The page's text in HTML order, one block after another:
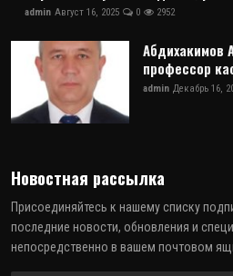
admin Август 16, 2025 0 2952
Абдихакимов
профессор
admin Декабрь 16,
Новостная рассылка
Присоединяйтесь к нашему списку
последние новости, обновления и
непосредственно в вашем почтовом